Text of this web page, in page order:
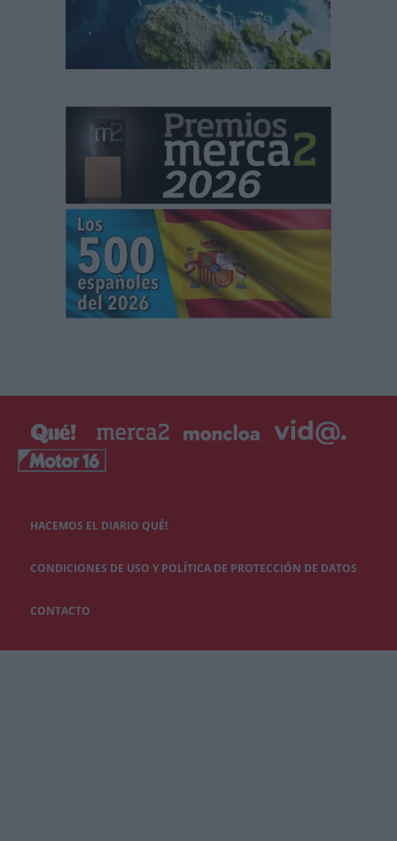
HACEMOS EL DIARIO QUÉ!
CONDICIONES DE USO Y POLÍTICA DE PROTECCIÓN DE DATOS
CONTACTO